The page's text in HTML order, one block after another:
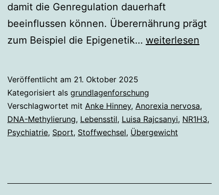
damit die Genregulation dauerhaft
beeinflussen können. Überernährung prägt
zum Beispiel die Epigenetik… Epigenetik
auf
weiterlesen
Veröffentlicht am 21. Oktober 2025
Kategorisiert als grundlagenforschung
Verschlagwortet mit Anke Hinney, Anorexia nervosa,
DNA-Methylierung, Lebensstil, Luisa Rajcsanyi, NR1H3,
Psychiatrie, Sport, Stoffwechsel, Übergewicht